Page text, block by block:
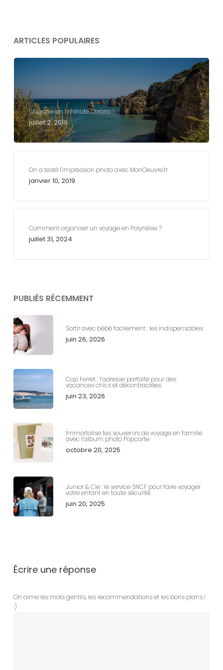
ARTICLES POPULAIRES
L’Algarve en 1 minute chrono !
juillet 2, 2016
On a testé l’impression photo avec MonOeuvre.fr
janvier 10, 2019
Comment organiser un voyage en Polynésie ?
juillet 31, 2024
PUBLIÉS RÉCEMMENT
Sortir avec bébé facilement : les indispensables
juin 26, 2026
Cap Ferret : l’adresse parfaite pour des
vacances chics et décontractées
juin 23, 2026
Immortalise tes souvenirs de voyage en famille
avec l’album photo Popcarte
octobre 20, 2025
Junior & Cie : le service SNCF pour faire voyager
votre enfant en toute sécurité
juin 20, 2025
Écrire une réponse
On aime les mots gentils, les recommendations et les bons plans !
:)